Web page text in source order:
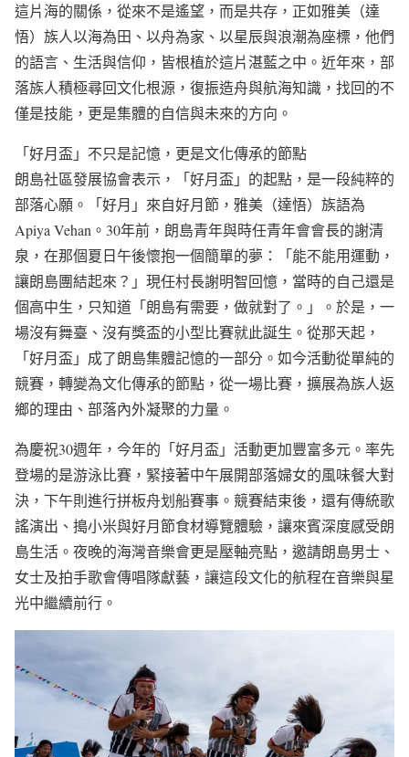
這片海的關係，從來不是遙望，而是共存，正如雅美（達
悟）族人以海為田、以舟為家、以星辰與浪潮為座標，他們
的語言、生活與信仰，皆根植於這片湛藍之中。近年來，部
落族人積極尋回文化根源，復振造舟與航海知識，找回的不
僅是技能，更是集體的自信與未來的方向。
「好月盃」不只是記憶，更是文化傳承的節點
朗島社區發展協會表示，「好月盃」的起點，是一段純粹的
部落心願。「好月」來自好月節，雅美（達悟）族語為
Apiya Vehan。30年前，朗島青年與時任青年會會長的謝清
泉，在那個夏日午後懷抱一個簡單的夢：「能不能用運動，
讓朗島團結起來？」現任村長謝明智回憶，當時的自己還是
個高中生，只知道「朗島有需要，做就對了。」。於是，一
場沒有舞臺、沒有獎盃的小型比賽就此誕生。從那天起，
「好月盃」成了朗島集體記憶的一部分。如今活動從單純的
競賽，轉變為文化傳承的節點，從一場比賽，擴展為族人返
鄉的理由、部落內外凝聚的力量。
為慶祝30週年，今年的「好月盃」活動更加豐富多元。率先
登場的是游泳比賽，緊接著中午展開部落婦女的風味餐大對
決，下午則進行拼板舟划船賽事。競賽結束後，還有傳統歌
謠演出、搗小米與好月節食材導覽體驗，讓來賓深度感受朗
島生活。夜晚的海灣音樂會更是壓軸亮點，邀請朗島男士、
女士及拍手歌會傳唱隊獻藝，讓這段文化的航程在音樂與星
光中繼續前行。